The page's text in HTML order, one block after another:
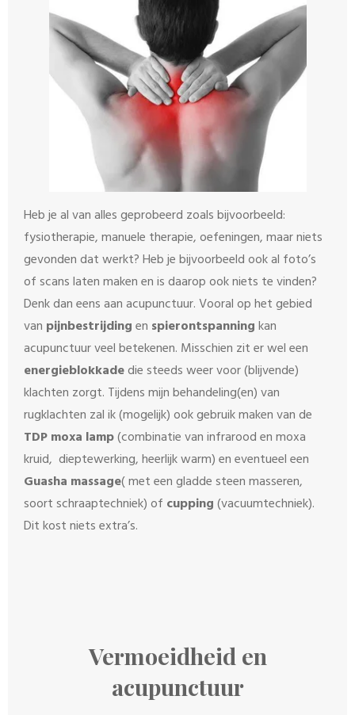
Heb je al van alles geprobeerd zoals bijvoorbeeld:
fysiotherapie, manuele therapie, oefeningen, maar niets
gevonden dat werkt? Heb je bijvoorbeeld ook al foto’s
of scans laten maken en is daarop ook niets te vinden?
Denk dan eens aan acupunctuur. Vooral op het gebied
van pijnbestrijdingen spierontspanningkan
acupunctuur veel betekenen. Misschien zit er wel een
energieblokkadedie steeds weer voor (blijvende)
klachten zorgt. Tijdens mijn behandeling(en) van
rugklachten zal ik (mogelijk) ook gebruik maken van de
TDP moxa lamp(combinatie van infrarood en moxa
kruid, dieptewerking, heerlijk warm) en eventueel een
Guasha massage( met een gladde steen masseren,
soort schraaptechniek) of cupping(vacuumtechniek).
Dit kost niets extra’s.
Vermoeidheid en
acupunctuur